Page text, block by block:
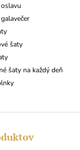
šaty
šaty na každý deň